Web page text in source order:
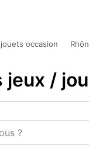
occasion
jeux /